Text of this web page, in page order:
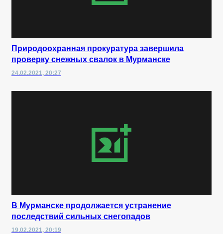
Природоохранная прокуратура завершила
проверку снежных свалок в Мурманске
24.02.2021, 20:27
В Мурманске продолжается устранение
последствий сильных снегопадов
19.02.2021, 20:19